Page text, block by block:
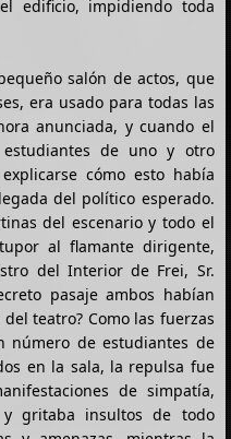
edificio, impidiendo toda
salón de actos, que
era usado para todas las
anunciada, y cuando el
de uno y otro
cómo esto había
del político esperado.
del escenario y todo el
al flamante dirigente,
del Interior de Frei, Sr.
pasaje ambos habían
teatro? Como las fuerzas
número de estudiantes de
en la sala, la repulsa fue
de simpatía,
gritaba insultos de todo